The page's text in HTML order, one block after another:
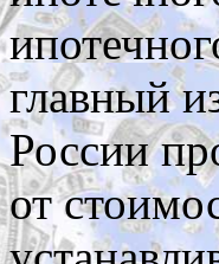
главный
России
от